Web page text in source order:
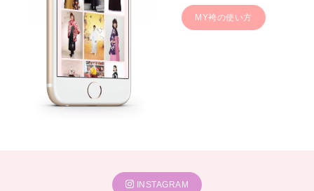
MY袴の使い方
INSTAGRAM